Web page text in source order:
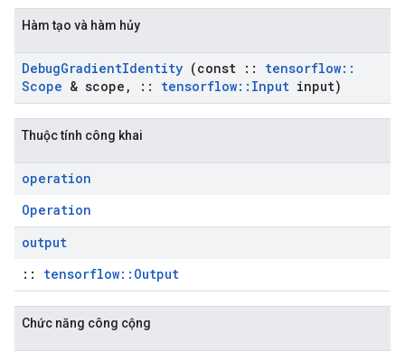
Hàm tạo và hàm hủy
DebugGradientIdentity (const :: tensorflow::
Scope & scope , :: tensorflow:: Input input)
Thuộc tính công khai
operation
Operation
output
:: tensorflow::Output
Chức năng công cộng